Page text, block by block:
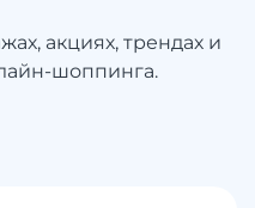
акциях, трендах и
шоппинга.